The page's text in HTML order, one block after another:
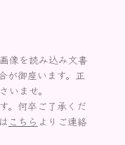
像を読み込み文書
が御座います。正
いませ。
。何卒ご了承くだ
こちら よりご連絡